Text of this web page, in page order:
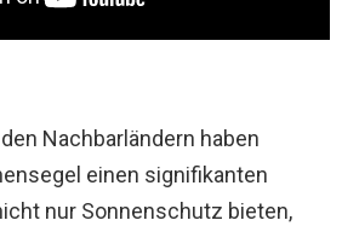
Nachbarländern haben
einen signifikanten
nur Sonnenschutz bieten,